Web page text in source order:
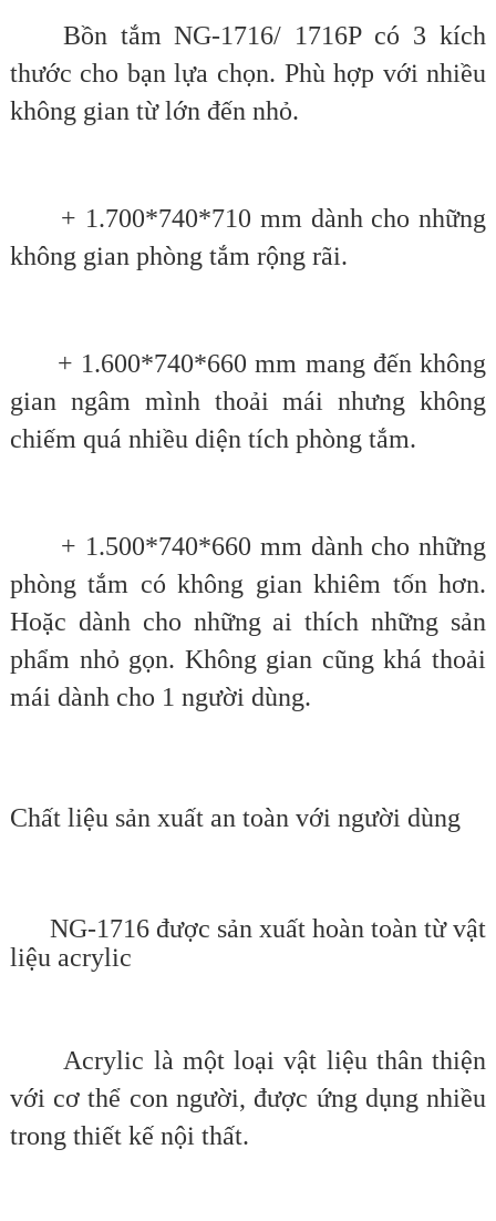
Bồn tắm NG-1716/ 1716P có 3 kích
thước cho bạn lựa chọn. Phù hợp với nhiều
không gian từ lớn đến nhỏ.
+ 1.700*740*710 mm dành cho những
không gian phòng tắm rộng rãi.
+ 1.600*740*660 mm mang đến không
gian ngâm mình thoải mái nhưng không
chiếm quá nhiều diện tích phòng tắm.
+ 1.500*740*660 mm dành cho những
phòng tắm có không gian khiêm tốn hơn.
Hoặc dành cho những ai thích những sản
phẩm nhỏ gọn. Không gian cũng khá thoải
mái dành cho 1 người dùng.
Chất liệu sản xuất an toàn với người dùng
NG-1716 được sản xuất hoàn toàn từ vật
liệu acrylic
Acrylic là một loại vật liệu thân thiện
với cơ thể con người, được ứng dụng nhiều
trong thiết kế nội thất.